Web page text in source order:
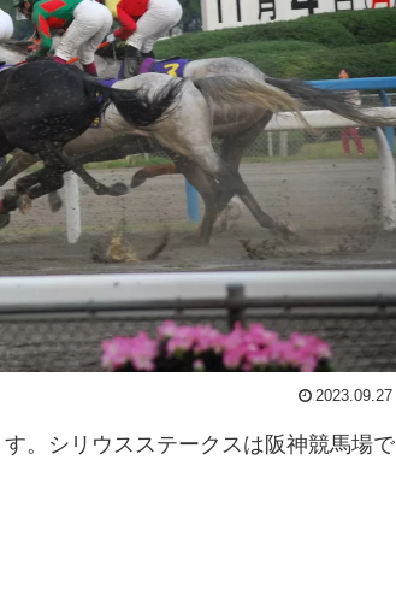
2023.09.27
。シリウスステークスは阪神競馬場で